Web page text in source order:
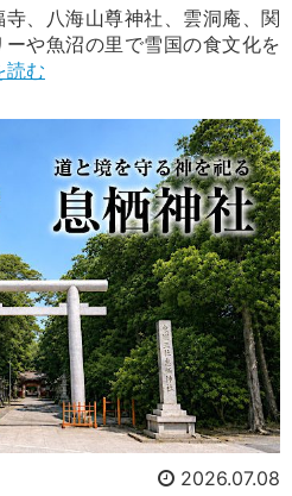
、八海山尊神社、雲洞庵、関
や魚沼の里で雪国の食文化を
読む
2026.07.08